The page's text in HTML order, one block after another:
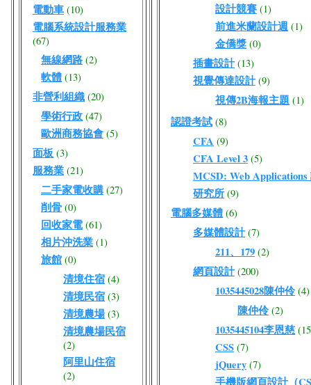
電動車 (10)
電腦系統設計服務業
(67)
無線網路 (2)
軟體 (13)
非營利組織 (20)
學術行政 (47)
歐洲商務協會 (5)
面板 (3)
服務業 (21)
二手家電收購 (27)
削骨 (0)
回收家電 (61)
相片沖洗業 (1)
旅館 (0)
清境住宿 (4)
清境民宿 (3)
清境農場 (3)
清境農場民宿
(2)
阿里山住宿
(2)
設計競賽 (1)
前進米蘭設計週 (1)
金僑獎 (0)
插畫設計 (13)
視覺傳達設計 (9)
視傳2B海報主題 (1)
認證考試 (8)
CFA (9)
CFA Level 3 (5)
MCSD: Web Applications
研究所 (9)
電腦多媒體 (6)
多媒體設計 (7)
211、179 (2)
網頁設計 (200)
1035445028陳仲伶 (4)
陳仲伶 (2)
1035445104李恩慈
CSS (7)
jQuery (7)
手機版網頁設計（